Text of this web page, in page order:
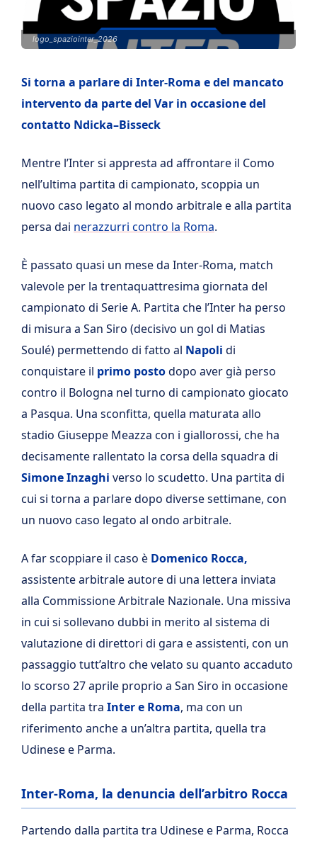
logo_spaziointer_2026
Si torna a parlare di Inter-Roma e del mancato
intervento da parte del Var in occasione del
contatto Ndicka–Bisseck
Mentre l’Inter si appresta ad affrontare il Como
nell’ultima partita di campionato, scoppia un
nuovo caso legato al mondo arbitrale e alla partita
persa dai nerazzurri contro la Roma.
È passato quasi un mese da Inter-Roma, match
valevole per la trentaquattresima giornata del
campionato di Serie A. Partita che l’Inter ha perso
di misura a San Siro (decisivo un gol di Matias
Soulé) permettendo di fatto al Napoli di
conquistare il primo postodopo aver già perso
contro il Bologna nel turno di campionato giocato
a Pasqua. Una sconfitta, quella maturata allo
stadio Giuseppe Meazza con i giallorossi, che ha
decisamente rallentato la corsa della squadra di
Simone Inzaghi verso lo scudetto. Una partita di
cui si torna a parlare dopo diverse settimane, con
un nuovo caso legato al ondo arbitrale.
A far scoppiare il caso è Domenico Rocca,
assistente arbitrale autore di una lettera inviata
alla Commissione Arbitrale Nazionale. Una missiva
in cui si sollevano dubbi in merito al sistema di
valutazione di direttori di gara e assistenti, con un
passaggio tutt’altro che velato su quanto accaduto
lo scorso 27 aprile proprio a San Siro in occasione
della partita tra Inter e Roma, ma con un
riferimento anche a un’altra partita, quella tra
Udinese e Parma.
Inter-Roma, la denuncia dell’arbitro Rocca
Partendo dalla partita tra Udinese e Parma, Rocca